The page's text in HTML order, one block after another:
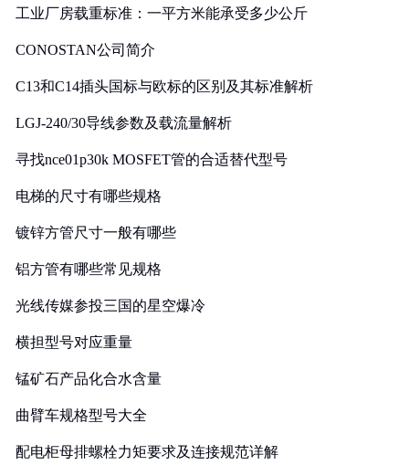
工业厂房载重标准：一平方米能承受多少公斤
CONOSTAN公司简介
C13和C14插头国标与欧标的区别及其标准解析
LGJ-240/30导线参数及载流量解析
寻找nce01p30k MOSFET管的合适替代型号
电梯的尺寸有哪些规格
镀锌方管尺寸一般有哪些
铝方管有哪些常见规格
光线传媒参投三国的星空爆冷
横担型号对应重量
锰矿石产品化合水含量
曲臂车规格型号大全
配电柜母排螺栓力矩要求及连接规范详解